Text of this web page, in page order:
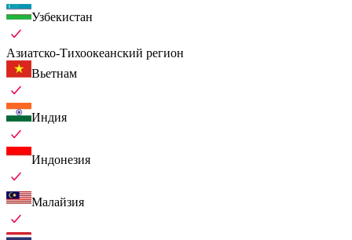
Узбекистан
Азиатско-Тихоокеанский регион
Вьетнам
Индия
Индонезия
Малайзия